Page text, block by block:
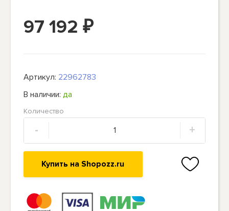
97 192₽
Артикул: 22962783
В наличии:да
Количество
- +
Купить на Shopozz.ru